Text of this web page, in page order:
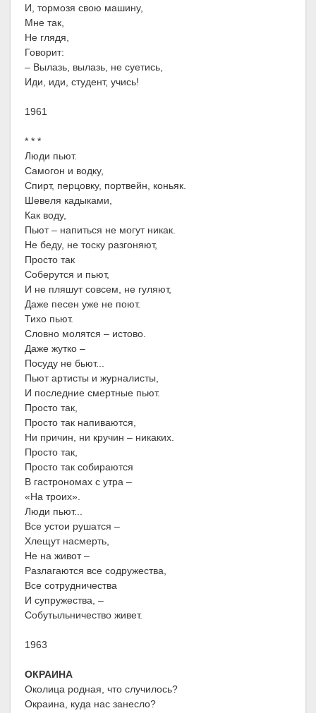
И, тормозя свою машину,
Мне так,
Не глядя,
Говорит:
– Вылазь, вылазь, не суетись,
Иди, иди, студент, учись!
1961
* * *
Люди пьют.
Самогон и водку,
Спирт, перцовку, портвейн, коньяк.
Шевеля кадыками,
Как воду,
Пьют – напиться не могут никак.
Не беду, не тоску разгоняют,
Просто так
Соберутся и пьют,
И не пляшут совсем, не гуляют,
Даже песен уже не поют.
Тихо пьют.
Словно молятся – истово.
Даже жутко –
Посуду не бьют...
Пьют артисты и журналисты,
И последние смертные пьют.
Просто так,
Просто так напиваются,
Ни причин, ни кручин – никаких.
Просто так,
Просто так собираются
В гастрономах с утра –
«На троих».
Люди пьют...
Все устои рушатся –
Хлещут насмерть,
Не на живот –
Разлагаются все содружества,
Все сотрудничества
И супружества, –
Собутыльничество живет.
1963
ОКРАИНА
Околица родная, что случилось?
Окраина, куда нас занесло?